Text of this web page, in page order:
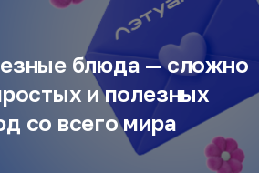
блюда — сложно
и полезных
со всего мира